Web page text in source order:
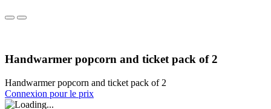
Handwarmer popcorn and ticket pack of 2
Handwarmer popcorn and ticket pack of 2
Connexion pour le prix